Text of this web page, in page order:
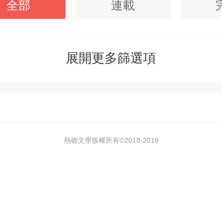
全部 連載
展開更多篩選項
熱吻文學版權所有©2018-2019